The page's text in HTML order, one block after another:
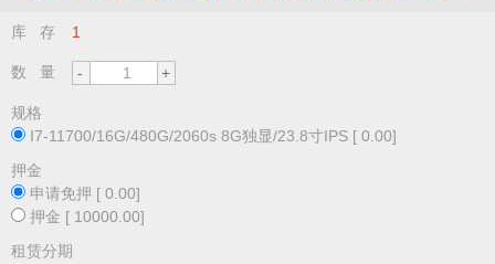
库 存 1
数 量
规格
I7-11700/16G/480G/2060s 8G独显/23.8寸IPS [ 0.00]
押金
申请免押 [ 0.00]
押金 [ 10000.00]
租赁分期